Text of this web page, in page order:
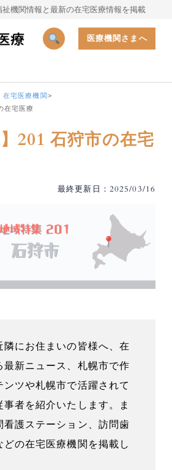
機関情報と最新の在宅医療情報を掲載
医療機関さまへ
在宅医療機関>
在宅医療
】201 石狩市の在宅
最終更新日：2025/03/16
隣にお住まいの皆様へ、在
最新ニュース、札幌市で作
ンツや札幌市で活躍されて
者を紹介いたします。ま
看護ステーション、訪問歯
どの在宅医療機関を掲載し